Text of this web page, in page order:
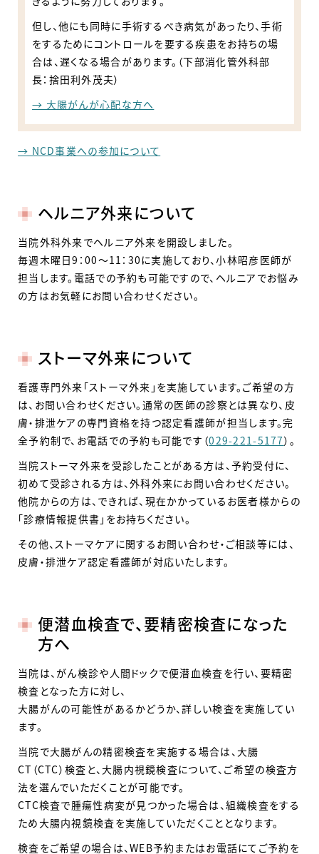
但し、他にも同時に手術するべき病気があったり、手術
をするためにコントロールを要する疾患をお持ちの場
合は、遅くなる場合があります。（下部消化管外科部
長：捨田利外茂夫）
→ 大腸がんが心配な方へ
→ NCD事業への参加について
ヘルニア外来について
当院外科外来でヘルニア外来を開設しました。
毎週木曜日9：00～11：30に実施しており、小林昭彦医師が
担当します。電話での予約も可能ですので、ヘルニアでお悩み
の方はお気軽にお問い合わせください。
ストーマ外来について
看護専門外来「ストーマ外来」を実施しています。ご希望の方
は、お問い合わせください。通常の医師の診察とは異なり、皮
膚・排泄ケアの専門資格を持つ認定看護師が担当します。完
全予約制で、お電話での予約も可能です（029-221-5177）。
当院ストーマ外来を受診したことがある方は、予約受付に、
初めて受診される方は、外科外来にお問い合わせください。
他院からの方は、できれば、現在かかっているお医者様からの
「診療情報提供書」をお持ちください。
その他、ストーマケアに関するお問い合わせ・ご相談等には、
皮膚・排泄ケア認定看護師が対応いたします。
便潜血検査で、要精密検査になった
方へ
当院は、がん検診や人間ドックで便潜血検査を行い、要精密
検査となった方に対し、
大腸がんの可能性があるかどうか、詳しい検査を実施してい
ます。
当院で大腸がんの精密検査を実施する場合は、大腸
CT（CTC）検査と、大腸内視鏡検査について、ご希望の検査方
法を選んでいただくことが可能です。
CTC検査で腫瘍性病変が見つかった場合は、組織検査をする
ため大腸内視鏡検査を実施していただくこととなります。
検査をご希望の場合は、WEB予約またはお電話にてご予約を